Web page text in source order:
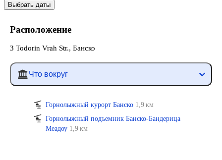
Выбрать даты
Расположение
3 Todorin Vrah Str., Банско
Что вокруг
Горнолыжный курорт Банско 1,9 км
Горнолыжный подъемник Банско-Бандерица
Меадоу 1,9 км